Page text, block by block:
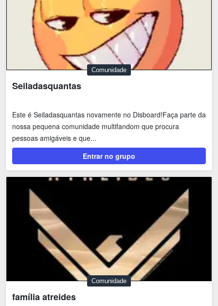
Comunidade
Seiladasquantas
Este é Seiladasquantas novamente no Disboard!Faça parte da
nossa pequena comunidade multifandom que procura
pessoas amigáveis e que...
Entrar no grupo
Comunidade
família atreides